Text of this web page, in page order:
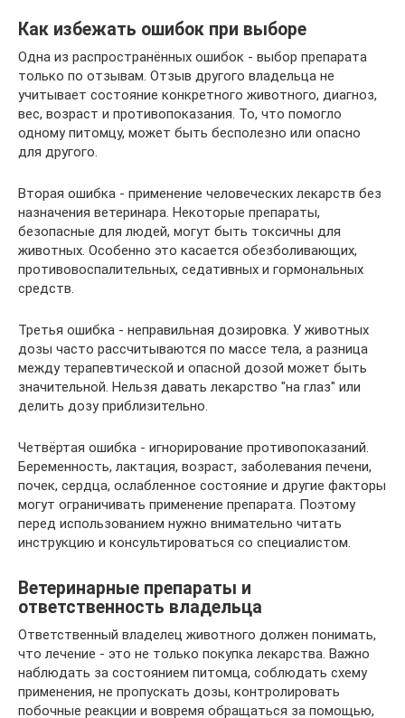
Как избежать ошибок при выборе
Одна из распространённых ошибок - выбор препарата
только по отзывам. Отзыв другого владельца не
учитывает состояние конкретного животного, диагноз,
вес, возраст и противопоказания. То, что помогло
одному питомцу, может быть бесполезно или опасно
для другого.
Вторая ошибка - применение человеческих лекарств без
назначения ветеринара. Некоторые препараты,
безопасные для людей, могут быть токсичны для
животных. Особенно это касается обезболивающих,
противовоспалительных, седативных и гормональных
средств.
Третья ошибка - неправильная дозировка. У животных
дозы часто рассчитываются по массе тела, а разница
между терапевтической и опасной дозой может быть
значительной. Нельзя давать лекарство "на глаз" или
делить дозу приблизительно.
Четвёртая ошибка - игнорирование противопоказаний.
Беременность, лактация, возраст, заболевания печени,
почек, сердца, ослабленное состояние и другие факторы
могут ограничивать применение препарата. Поэтому
перед использованием нужно внимательно читать
инструкцию и консультироваться со специалистом.
Ветеринарные препараты и
ответственность владельца
Ответственный владелец животного должен понимать,
что лечение - это не только покупка лекарства. Важно
наблюдать за состоянием питомца, соблюдать схему
применения, не пропускать дозы, контролировать
побочные реакции и вовремя обращаться за помощью,